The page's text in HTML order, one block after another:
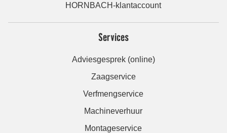
HORNBACH-klantaccount
Services
Adviesgesprek (online)
Zaagservice
Verfmengservice
Machineverhuur
Montageservice